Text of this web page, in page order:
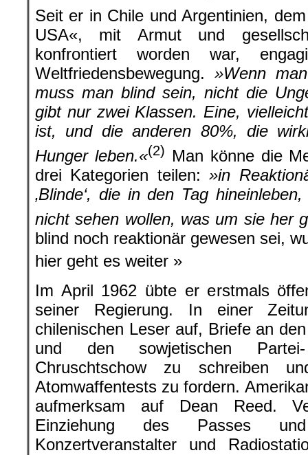
Seit er in Chile und Argentinien,
USA«, mit Armut und
konfrontiert worden war,
Weltfriedensbewegung. »Wenn
muss man blind sein, nicht die
gibt nur zwei Klassen. Eine,
ist, und die anderen 80%, die
Hunger leben.«(2) Man könne die
drei Kategorien teilen:»in
‚Blinde‘, die in den Tag
nicht sehen wollen, was um sie her
blind noch reaktionär gewesen sei,
hier geht es weiter »
Im April 1962 übte er erstmals
seiner Regierung. In einer
chilenischen Leser auf, Briefe an
und den sowjetischen
Chruschtschow zu schreiben
Atomwaffentests zu fordern.
aufmerksam auf Dean Reed.
Einziehung des Passes
Konzertveranstalter und